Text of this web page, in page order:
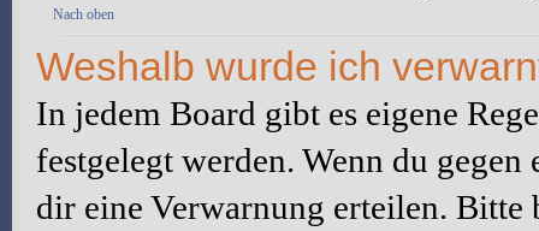
Nach oben
Weshalb wurde ich
In jedem Board gibt es eigene
festgelegt werden. Wenn du
dir eine Verwarnung erteilen. Bitte